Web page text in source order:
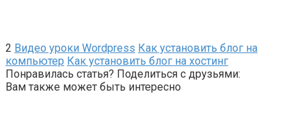
2 Видео уроки Wordpress Как установить блог на
компьютер Как установить блог на хостинг
Понравилась статья? Поделиться с друзьями:
Вам также может быть интересно